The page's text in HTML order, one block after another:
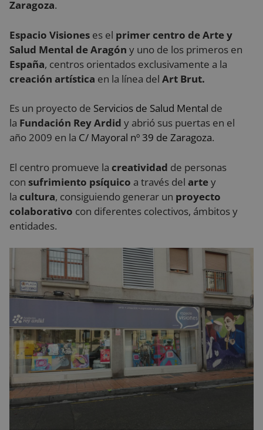
Zaragoza.
Espacio Visiones es el primer centro de Arte y
Salud Mental de Aragón y uno de los primeros en
España, centros orientados exclusiva­mente a la
creación artística en la línea del Art Brut.
Es un proyecto de Servicios de Salud Mental de
la Fundación Rey Ardid y abrió sus puertas en el
año 2009 en la C/ Mayoral nº 39 de Zaragoza.
El centro promueve la creatividad de personas
con sufrimiento psíquico a través del artey
la cultura, consiguiendo generar un proyecto
colaborativo con diferentes colectivos, ámbitos y
entidades.